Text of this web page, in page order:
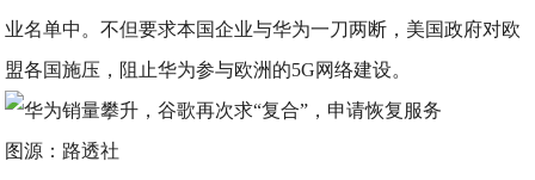
业名单中。不但要求本国企业与华为一刀两断，美国政府对欧
盟各国施压，阻止华为参与欧洲的5G网络建设。
图源：路透社